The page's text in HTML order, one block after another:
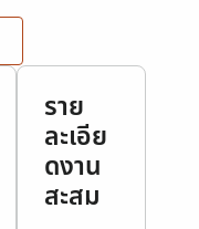
ราย
ละเอีย
ดงาน
สะสม